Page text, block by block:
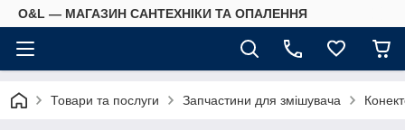
O&L — МАГАЗИН САНТЕХНІКИ ТА ОПАЛЕННЯ
Товари та послуги Запчастини для змішувача